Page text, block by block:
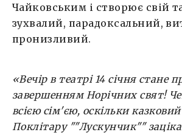
Чайковським і створює свій
зухвалий, парадоксальний,
пронизливий.
«Вечір в театрі 14 сiчня стане
завершенням Норiчних свят!
всією сім'єю, оскільки
Поклітару ""Лускунчик""